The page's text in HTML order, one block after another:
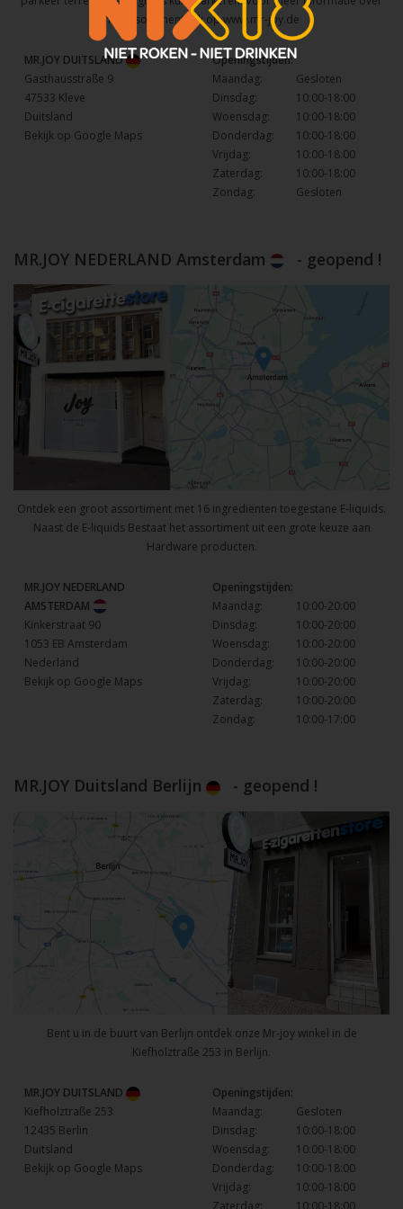
het assortiment kijk opwww.mr-joy.de
MR.JOY DUITSLAND
Gasthausstraße 9
47533 Kleve
Duitsland
Bekijk op Google Maps
Openingstijden:
Maandag:
Gesloten
Dinsdag:
10:00-18:00
Woensdag:
10:00-18:00
Donderdag:
10:00-18:00
Vrijdag:
10:00-18:00
Zaterdag:
10:00-18:00
Zondag:
Gesloten
MR.JOY NEDERLAND Amsterdam - geopend !
Ontdek een groot assortiment met 16 ingrediënten toegestane E-liquids.
Naast de E-liquids Bestaat het assortiment uit een grote keuze aan
Hardware producten.
MR.JOY NEDERLAND
AMSTERDAM
Kinkerstraat 90
1053 EB Amsterdam
Nederland
Bekijk op Google Maps
Openingstijden:
Maandag:
10:00-20:00
Dinsdag:
10:00-20:00
Woensdag:
10:00-20:00
Donderdag:
10:00-20:00
Vrijdag:
10:00-20:00
Zaterdag:
10:00-20:00
Zondag:
10:00-17:00
MR.JOY Duitsland Berlijn - geopend !
Bent u in de buurt van Berlijn ontdek onze Mr-joy winkel in de
Kiefholztraße 253 in Berlijn.
MR.JOY DUITSLAND
Kiefholztraße 253
12435 Berlin
Duitsland
Bekijk op Google Maps
Openingstijden:
Maandag:
Gesloten
Dinsdag:
10:00-18:00
Woensdag:
10:00-18:00
Donderdag:
10:00-18:00
Vrijdag:
10:00-18:00
Zaterdag:
10:00-18:00